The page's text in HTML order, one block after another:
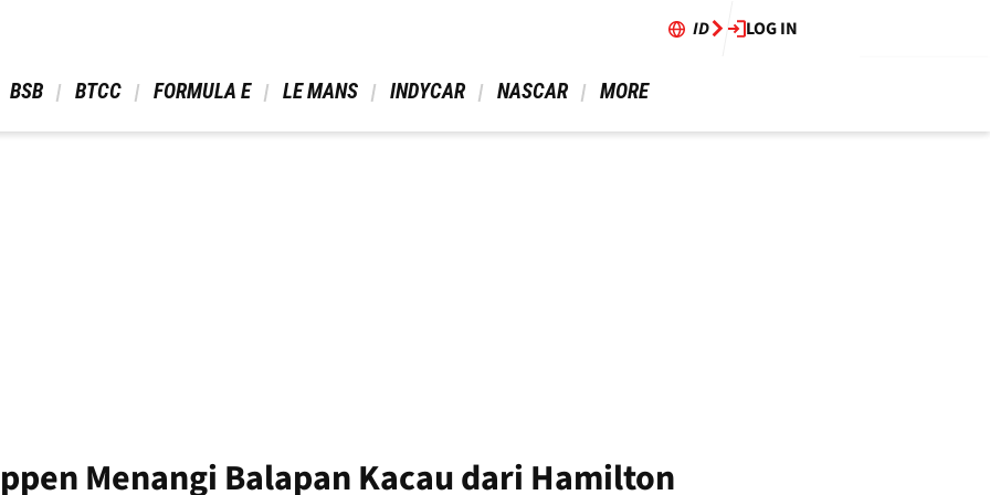
ID LOG IN
BSB BTCC FORMULA E LE MANS INDYCAR NASCAR MORE
Menangi Balapan Kacau dari Hamilton